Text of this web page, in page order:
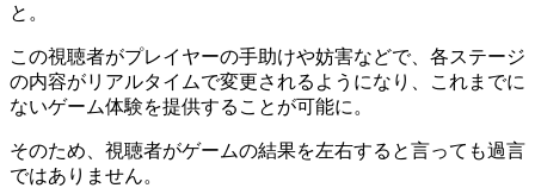
と。
この視聴者がプレイヤーの手助けや妨害などで、各ステージ
の内容がリアルタイムで変更される ようになり、これまでに
ないゲーム体験を提供することが可能に。
そのため、視聴者がゲームの結果を左右すると言っても過言
ではありません。